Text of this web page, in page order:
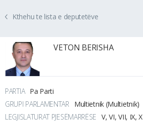
Kthehu te lista e deputetëve
VETON BERISHA
PARTIA Pa Parti
GRUPI PARLAMENTAR
Multietnik (Multietnik)
LEGJISLATURAT PJESËMARRËSE V, VI, VII, IX, X